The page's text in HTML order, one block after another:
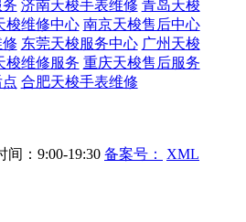
务 济南天梭手表维修 青岛天梭
梭维修中心 南京天梭售后中心
东莞天梭服务中心 广州天梭
梭维修服务 重庆天梭售后服务
合肥天梭手表维修
间：9:00-19:30 备案号： XML